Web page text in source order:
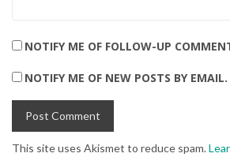
NOTIFY ME OF FOLLOW-UP
NOTIFY ME OF NEW POSTS BY EMAIL.
This site uses Akismet to reduce spam.